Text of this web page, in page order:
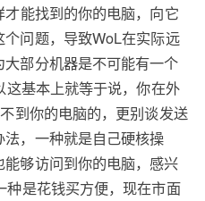
能找到的你的电脑，向它
问题，导致WoL在实际远
部分机器是不可能有一个
基本上就等于说，你在外
到你的电脑的，更别谈发送
，一种就是自己硬核操
够访问到你的电脑，感兴
是花钱买方便，现在市面